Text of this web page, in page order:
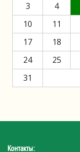
3
4
10
11
17
18
24
25
31
Контакты: